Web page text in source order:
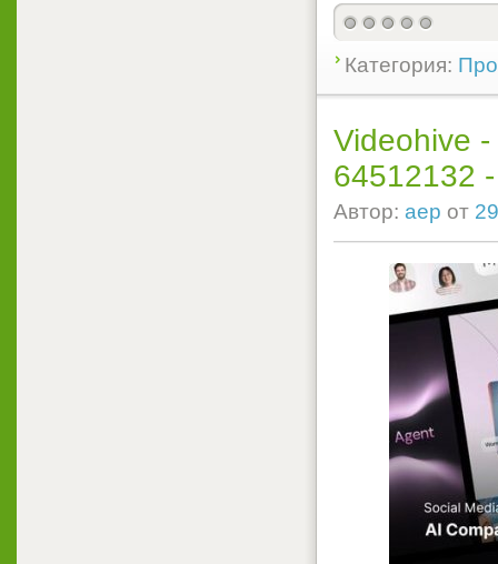
Категория:
Videohive
64512132
Автор: aep от